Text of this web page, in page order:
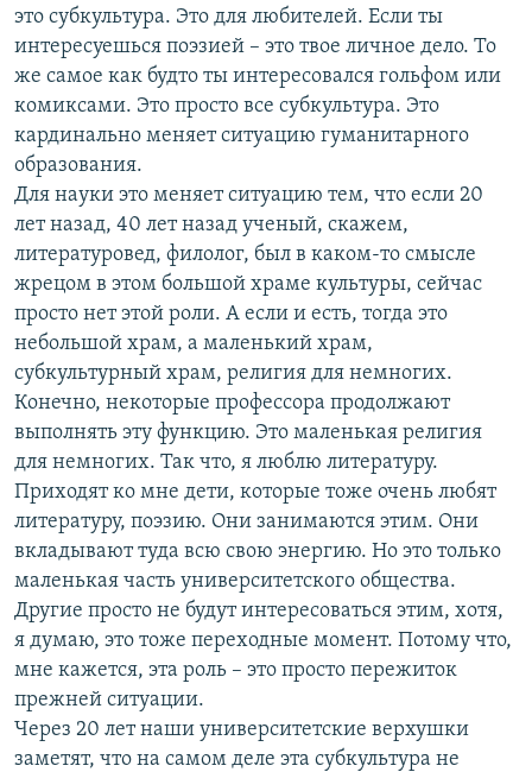
это субкультура. Это для любителей. Если ты
интересуешься поэзией – это твое личное дело. То
же самое как будто ты интересовался гольфом или
комиксами. Это просто все субкультура. Это
кардинально меняет ситуацию гуманитарного
образования.
Для науки это меняет ситуацию тем, что если 20
лет назад, 40 лет назад ученый, скажем,
литературовед, филолог, был в каком-то смысле
жрецом в этом большой храме культуры, сейчас
просто нет этой роли. А если и есть, тогда это
небольшой храм, а маленький храм,
субкультурный храм, религия для немногих.
Конечно, некоторые профессора продолжают
выполнять эту функцию. Это маленькая религия
для немногих. Так что, я люблю литературу.
Приходят ко мне дети, которые тоже очень любят
литературу, поэзию. Они занимаются этим. Они
вкладывают туда всю свою энергию. Но это только
маленькая часть университетского общества.
Другие просто не будут интересоваться этим, хотя,
я думаю, это тоже переходные момент. Потому что,
мне кажется, эта роль – это просто пережиток
прежней ситуации.
Через 20 лет наши университетские верхушки
заметят, что на самом деле эта субкультура не